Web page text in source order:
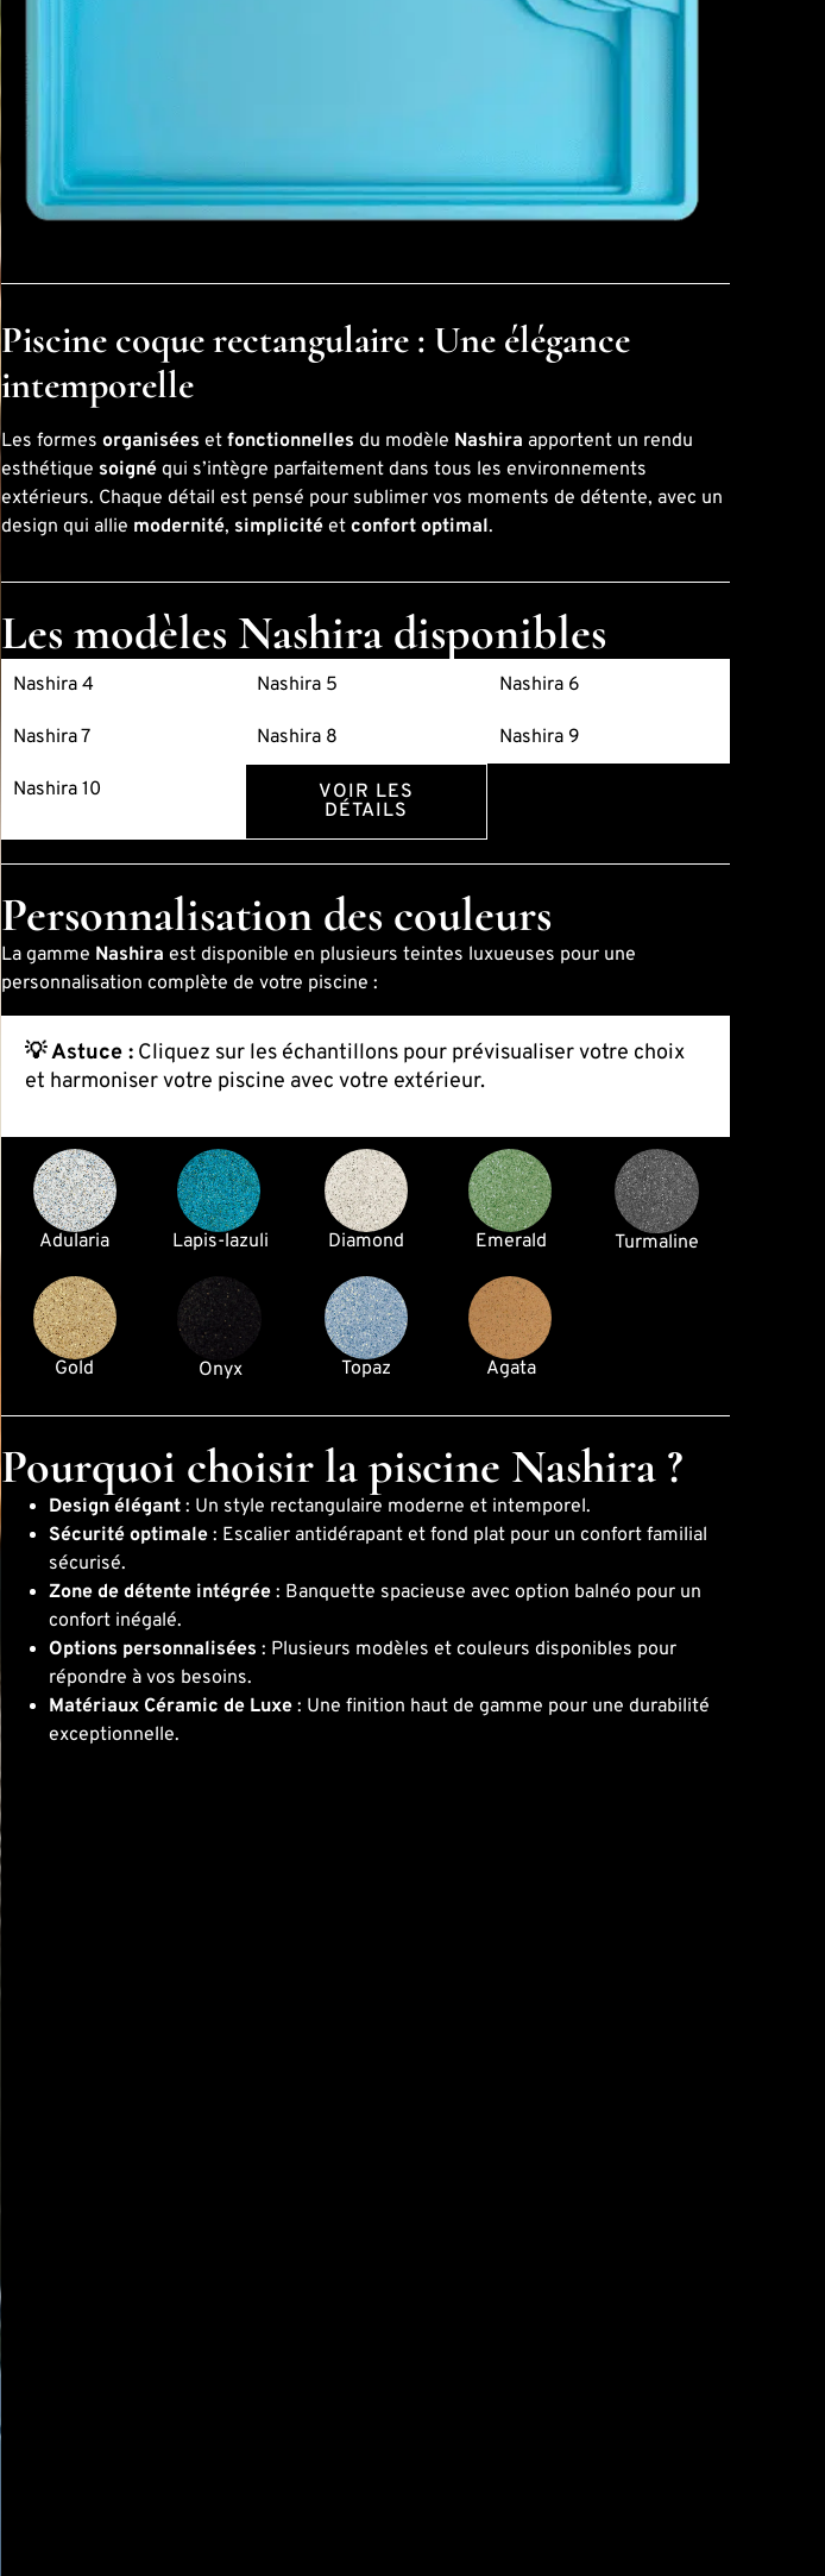
Piscine coque rectangulaire : Une élégance
intemporelle
Les formesorganisées etfonctionnelles du modèle Nashira apportent un rendu
esthétique soigné qui s’intègre parfaitement dans tous les environnements
extérieurs. Chaque détail est pensé pour sublimer vos moments de détente, avec un
design qui allie modernité, simplicité etconfort optimal.
Les modèles Nashira disponibles
Nashira 4 Nashira 5 Nashira 6
Nashira 7 Nashira 8 Nashira 9
Nashira 10
VOIR LES
DÉTAILS
Personnalisation des couleurs
La gamme Nashira est disponible en plusieurs teintes luxueuses pour une
personnalisation complète de votre piscine :
💡 Astuce : Cliquez sur les échantillons pour prévisualiser votre choix
et harmoniser votre piscine avec votre extérieur.
Adularia Lapis-lazuli Diamond Emerald Turmaline
Gold Onyx Topaz Agata
Pourquoi choisir la piscine Nashira ?
Design élégant : Un style rectangulaire moderne et intemporel.
Sécurité optimale : Escalier antidérapant et fond plat pour un confort familial
sécurisé.
Zone de détente intégrée : Banquette spacieuse avec option balnéo pour un
confort inégalé.
Options personnalisées : Plusieurs modèles et couleurs disponibles pour
répondre à vos besoins.
Matériaux Céramic de Luxe : Une finition haut de gamme pour une durabilité
exceptionnelle.